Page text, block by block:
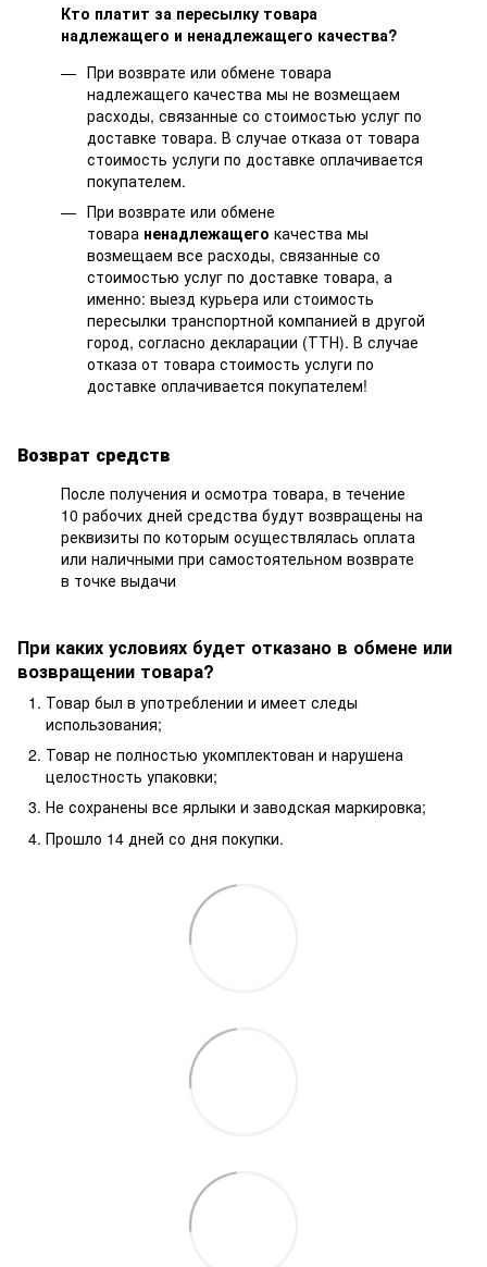
Кто платит за пересылку товара
надлежащего и ненадлежащего качества?
При возврате или обмене товара
надлежащего качества мы не возмещаем
расходы, связанные со стоимостью услуг по
доставке товара. В случае отказа от товара
стоимость услуги по доставке оплачивается
покупателем.
При возврате или обмене
товара ненадлежащего качества мы
возмещаем все расходы, связанные со
стоимостью услуг по доставке товара, а
именно: выезд курьера или стоимость
пересылки транспортной компанией в другой
город, согласно декларации (ТТН). В случае
отказа от товара стоимость услуги по
доставке оплачивается покупателем!
Возврат средств
После получения и осмотра товара, в течение
10 рабочих дней средства будут возвращены на
реквизиты по которым осуществлялась оплата
или наличными при самостоятельном возврате
в точке выдачи
При каких условиях будет отказано в обмене или
возвращении товара?
Товар был в употреблении и имеет следы
использования;
Товар не полностью укомплектован и нарушена
целостность упаковки;
Не сохранены все ярлыки и заводская маркировка;
Прошло 14 дней со дня покупки.